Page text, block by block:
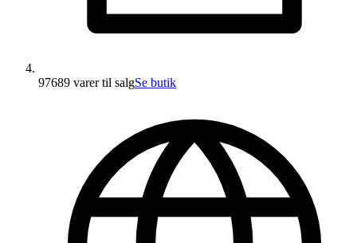
97689 varertil salgSe butik